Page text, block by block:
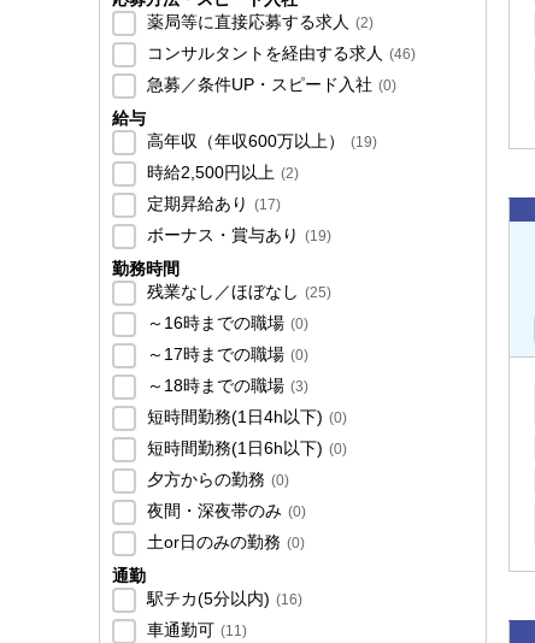
薬局等に直接応募する求人 (2)
コンサルタントを経由する求人 (46)
急募／条件UP・スピード入社 (0)
給与
高年収（年収600万以上）
(19)
時給2,500円以上 (2)
定期昇給あり (17)
ボーナス・賞与あり (19)
勤務時間
残業なし／ほぼなし (25)
～16時までの職場 (0)
～17時までの職場 (0)
～18時までの職場 (3)
短時間勤務(1日4h以下) (0)
短時間勤務(1日6h以下) (0)
夕方からの勤務 (0)
夜間・深夜帯のみ (0)
土or日のみの勤務 (0)
通勤
駅チカ(5分以内) (16)
車通勤可 (11)